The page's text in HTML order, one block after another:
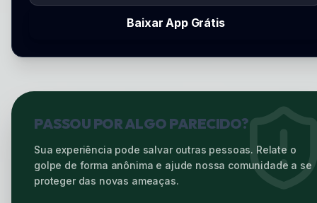
Baixar App Grátis
PASSOU POR ALGO PARECIDO?
Sua experiência pode salvar outras pessoas. Relate o
golpe de forma anônima e ajude nossa comunidade a se
proteger das novas ameaças.